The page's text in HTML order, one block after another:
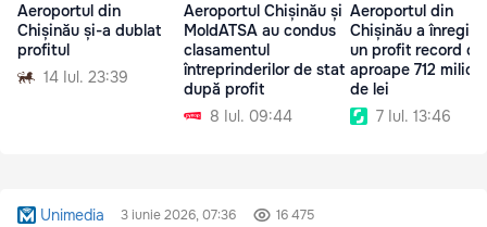
Aeroportul din
Chișinău și-a dublat
profitul
14 Iul. 23:39
Aeroportul Chișinău și
MoldATSA au condus
clasamentul
întreprinderilor de stat
după profit
8 Iul. 09:44
Aeroportul din
Chișinău a
un profit record de
aproape 712
de lei
7 Iul. 13:46
Unimedia 3 iunie 2026, 07:36 16 475